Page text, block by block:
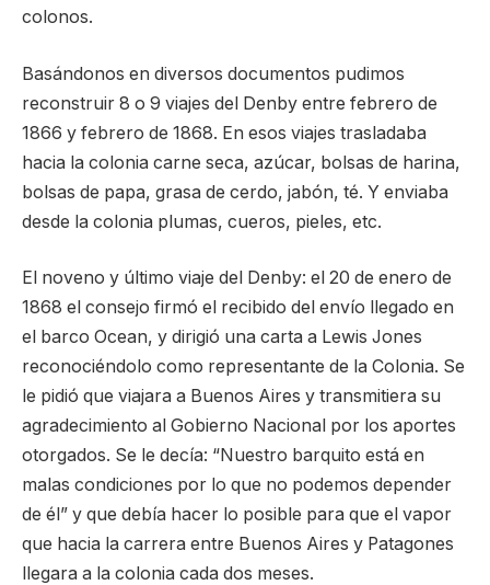
colonos.
Basándonos en diversos documentos pudimos
reconstruir 8 o 9 viajes del Denby entre febrero de
1866 y febrero de 1868. En esos viajes trasladaba
hacia la colonia carne seca, azúcar, bolsas de harina,
bolsas de papa, grasa de cerdo, jabón, té. Y enviaba
desde la colonia plumas, cueros, pieles, etc.
El noveno y último viaje del Denby: el 20 de enero de
1868 el consejo firmó el recibido del envío llegado en
el barco Ocean, y dirigió una carta a Lewis Jones
reconociéndolo como representante de la Colonia. Se
le pidió que viajara a Buenos Aires y transmitiera su
agradecimiento al Gobierno Nacional por los aportes
otorgados. Se le decía: “Nuestro barquito está en
malas condiciones por lo que no podemos depender
de él” y que debía hacer lo posible para que el vapor
que hacia la carrera entre Buenos Aires y Patagones
llegara a la colonia cada dos meses.